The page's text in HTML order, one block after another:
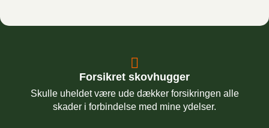
Forsikret skovhugger
Skulle uheldet være ude dækker forsikringen alle
skader i forbindelse med mine ydelser.